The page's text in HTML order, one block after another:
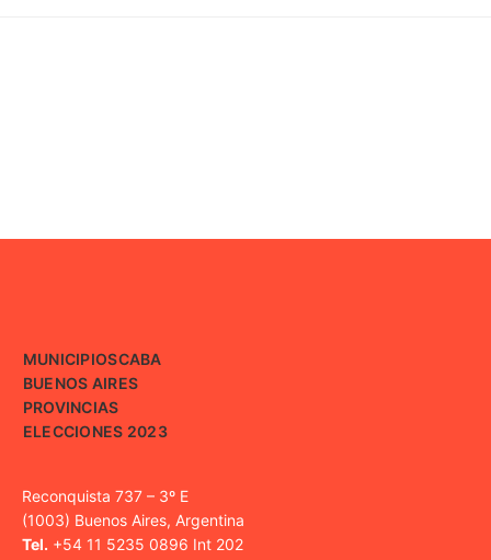
MUNICIPIOSCABA
BUENOS AIRES
PROVINCIAS
ELECCIONES 2023
Reconquista 737 – 3º E
(1003) Buenos Aires, Argentina
Tel. +54 11 5235 0896 Int 202